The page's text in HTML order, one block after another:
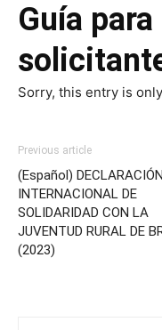
Guía
Sorry, this entry is
Previous article
(Español) DECLARACIÓN
INTERNACIONAL DE
SOLIDARIDAD CON LA
JUVENTUD RURAL DE
(2023)